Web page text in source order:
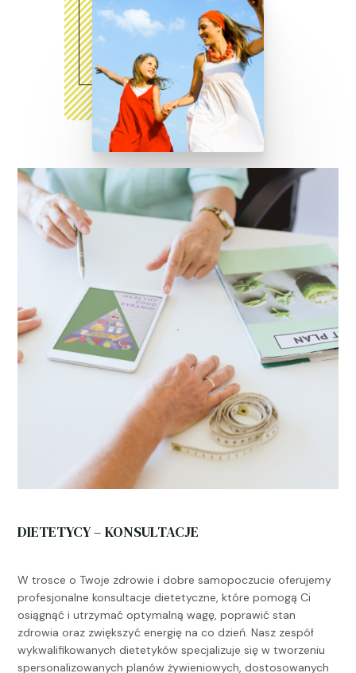
DIETETYCY – KONSULTACJE
W trosce o Twoje zdrowie i dobre samopoczucie oferujemy
profesjonalne konsultacje dietetyczne, które pomogą Ci
osiągnąć i utrzymać optymalną wagę, poprawić stan
zdrowia oraz zwiększyć energię na co dzień. Nasz zespół
wykwalifikowanych dietetyków specjalizuje się w tworzeniu
spersonalizowanych planów żywieniowych, dostosowanych